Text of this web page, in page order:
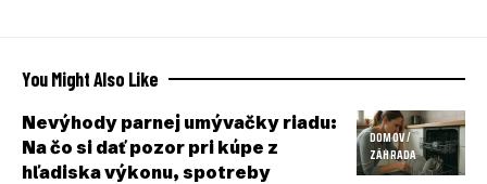
You Might Also Like
DOMOV /
ZÁHRADA
Nevýhody parnej umývačky riadu:
Na čo si dať pozor pri kúpe z
hľadiska výkonu, spotreby